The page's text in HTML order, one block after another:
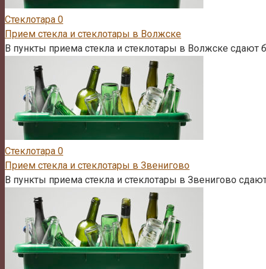
Стеклотара 0
Прием стекла и стеклотары в Волжске
В пункты приема стекла и стеклотары в Волжске сдают
Стеклотара 0
Прием стекла и стеклотары в Звенигово
В пункты приема стекла и стеклотары в Звенигово